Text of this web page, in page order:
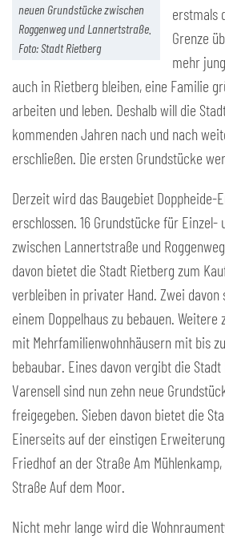
neuen Grundstücke zwischen
Roggenweg und Lannertstraße.
Foto: Stadt Rietberg
erstmals
Grenze
mehr
auch in Rietberg bleiben, eine Familie
arbeiten und leben. Deshalb will die
kommenden Jahren nach und nach
erschließen. Die ersten Grundstücke
Derzeit wird das Baugebiet Doppheide-
erschlossen. 16 Grundstücke für Einzel-
zwischen Lannertstraße und
davon bietet die Stadt Rietberg zum
verbleiben in privater Hand. Zwei
einem Doppelhaus zu bebauen.
mit Mehrfamilienwohnhäusern mit bis
bebaubar. Eines davon vergibt die
Varensell sind nun zehn neue
freigegeben. Sieben davon bietet die
Einerseits auf der einstigen
Friedhof an der Straße Am
Straße Auf dem Moor.
Nicht mehr lange wird die